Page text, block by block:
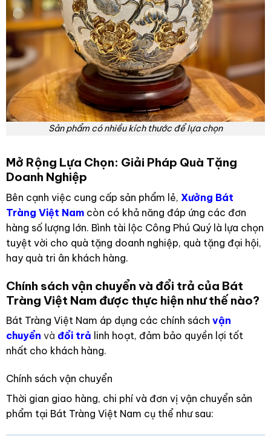
Sản phẩm có nhiều kích thước để lựa chọn
Mở Rộng Lựa Chọn: Giải Pháp Quà Tặng
Doanh Nghiệp
Bên cạnh việc cung cấp sản phẩm lẻ, Xưởng Bát
Tràng Việt Namcòn có khả năng đáp ứng các đơn
hàng số lượng lớn. Bình tài lộc Công Phú Quý là lựa chọn
tuyệt vời cho quà tặng doanh nghiệp, quà tặng đại hội,
hay quà tri ân khách hàng.
Chính sách vận chuyển và đổi trả của Bát
Tràng Việt Nam được thực hiện như thế nào?
Bát Tràng Việt Nam áp dụng các chính sách vận
chuyển và đổi trả linh hoạt, đảm bảo quyền lợi tốt
nhất cho khách hàng.
Chính sách vận chuyển
Thời gian giao hàng, chi phí và đơn vị vận chuyển sản
phẩm tại Bát Tràng Việt Nam cụ thể như sau: